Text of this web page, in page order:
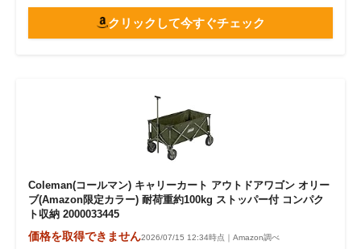
クリックして今すぐチェック
Coleman(コールマン) キャリーカート アウトドアワゴン オリー
ブ(Amazon限定カラー) 耐荷重約100kg ストッパー付 コンパク
ト収納 2000033445
価格を取得できません2026/07/15 12:34時点｜Amazon調べ